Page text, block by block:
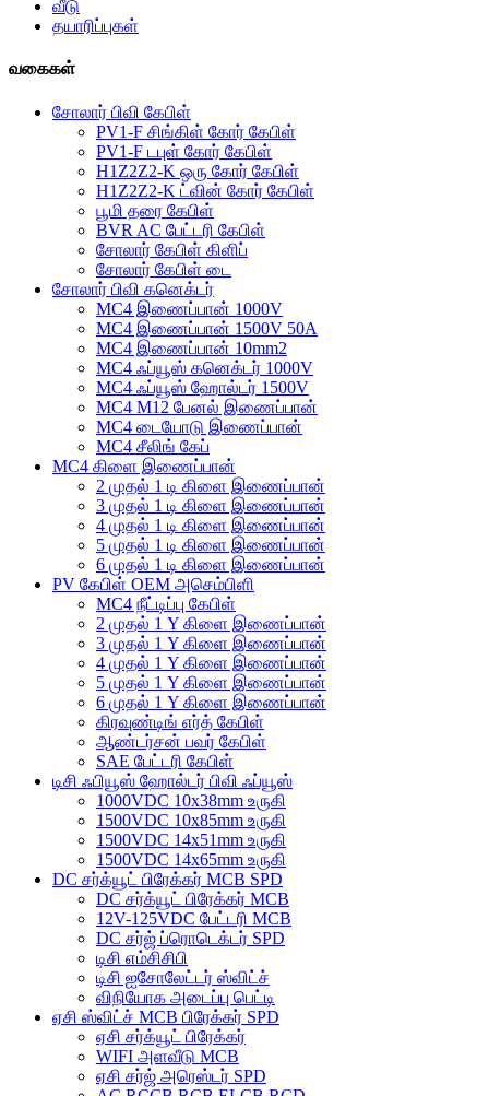
வீடு
தயாரிப்புகள்
வகைகள்
சோலார் பிவி கேபிள்
PV1-F சிங்கிள் கோர் கேபிள்
PV1-F டபுள் கோர் கேபிள்
H1Z2Z2-K ஒரு கோர் கேபிள்
H1Z2Z2-K ட்வின் கோர் கேபிள்
பூமி தரை கேபிள்
BVR AC பேட்டரி கேபிள்
சோலார் கேபிள் கிளிப்
சோலார் கேபிள் டை
சோலார் பிவி கனெக்டர்
MC4 இணைப்பான் 1000V
MC4 இணைப்பான் 1500V 50A
MC4 இணைப்பான் 10mm2
MC4 ஃப்யூஸ் கனெக்டர் 1000V
MC4 ஃப்யூஸ் ஹோல்டர் 1500V
MC4 M12 பேனல் இணைப்பான்
MC4 டையோடு இணைப்பான்
MC4 சீலிங் கேப்
MC4 கிளை இணைப்பான்
2 முதல் 1 டி கிளை இணைப்பான்
3 முதல் 1 டி கிளை இணைப்பான்
4 முதல் 1 டி கிளை இணைப்பான்
5 முதல் 1 டி கிளை இணைப்பான்
6 முதல் 1 டி கிளை இணைப்பான்
PV கேபிள் OEM அசெம்பிளி
MC4 நீட்டிப்பு கேபிள்
2 முதல் 1 Y கிளை இணைப்பான்
3 முதல் 1 Y கிளை இணைப்பான்
4 முதல் 1 Y கிளை இணைப்பான்
5 முதல் 1 Y கிளை இணைப்பான்
6 முதல் 1 Y கிளை இணைப்பான்
கிரவுண்டிங் எர்த் கேபிள்
ஆண்டர்சன் பவர் கேபிள்
SAE பேட்டரி கேபிள்
டிசி ஃபியூஸ் ஹோல்டர் பிவி ஃப்யூஸ்
1000VDC 10x38mm உருகி
1500VDC 10x85mm உருகி
1500VDC 14x51mm உருகி
1500VDC 14x65mm உருகி
DC சர்க்யூட் பிரேக்கர் MCB SPD
DC சர்க்யூட் பிரேக்கர் MCB
12V-125VDC பேட்டரி MCB
DC சர்ஜ் ப்ரொடெக்டர் SPD
டிசி எம்சிசிபி
டிசி ஐசோலேட்டர் ஸ்விட்ச்
விநியோக அடைப்பு பெட்டி
ஏசி ஸ்விட்ச் MCB பிரேக்கர் SPD
ஏசி சர்க்யூட் பிரேக்கர்
WIFI அளவீடு MCB
ஏசி சர்ஜ் அரெஸ்டர் SPD